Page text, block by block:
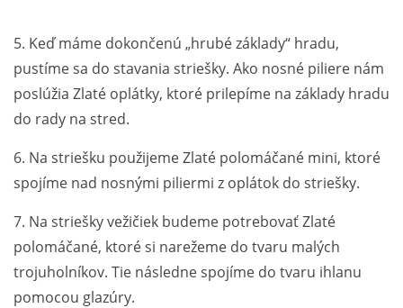
5. Keď máme dokončenú „hrubé základy“ hradu,
pustíme sa do stavania striešky. Ako nosné piliere nám
poslúžia Zlaté oplátky, ktoré prilepíme na základy hradu
do rady na stred.
6. Na striešku použijeme Zlaté polomáčané mini, ktoré
spojíme nad nosnými piliermi z oplátok do striešky.
7. Na striešky vežičiek budeme potrebovať Zlaté
polomáčané, ktoré si narežeme do tvaru malých
trojuholníkov. Tie následne spojíme do tvaru ihlanu
pomocou glazúry.